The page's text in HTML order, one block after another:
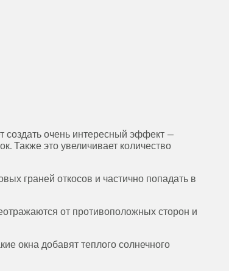
создать очень интересный эффект —
Также это увеличивает количество
граней откосов и частично попадать в
от противоположных сторон и
окна добавят теплого солнечного